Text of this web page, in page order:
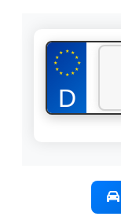
★ ★
★
★
★
★
★
★
★
★
★
★